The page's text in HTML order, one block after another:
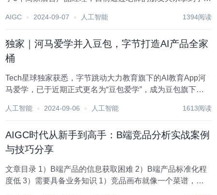
AIGC产品面经-业务面 ?1、自我介绍（每次面试必问）。 ?
AIGC 2024-09-07 人工智能 1394阅读
独家｜河马爱学并入豆包，字节打造AI产品全家
桶
Tech星球独家获悉，字节跳动大力教育旗下的AI教育App河
马爱学，已于近期正式更名为“豆包爱学”，成为豆包旗下首
由大力教育ZERO团队负责，该团队在国内主要是研究AI教
人工智能 2024-09-06 人工智能 1613阅读
AIGC时代从新手到高手：B端竞品分析实战案例
与技巧分享
文章目录 1）B端产品的信息获取困难 2）B端产品标准化程
度低 3）需要具备业务知识 1）竞品画布就像一个菜谱，帮